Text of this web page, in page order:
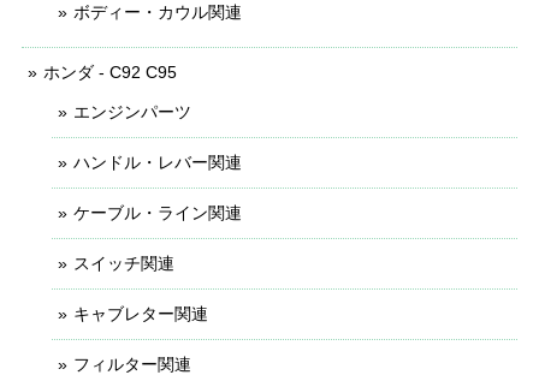
ボディー・カウル関連
ホンダ - C92 C95
エンジンパーツ
ハンドル・レバー関連
ケーブル・ライン関連
スイッチ関連
キャブレター関連
フィルター関連